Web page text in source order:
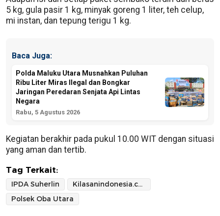
5 kg, gula pasir 1 kg, minyak goreng 1 liter, teh celup,
mi instan, dan tepung terigu 1 kg.
Baca Juga:
Polda Maluku Utara Musnahkan Puluhan
Ribu Liter Miras Ilegal dan Bongkar
Jaringan Peredaran Senjata Api Lintas
Negara
Rabu, 5 Agustus 2026
Kegiatan berakhir pada pukul 10.00 WIT dengan situasi
yang aman dan tertib.
Tag Terkait:
IPDA Suherlin
Kilasanindonesia.com
Polsek Oba Utara